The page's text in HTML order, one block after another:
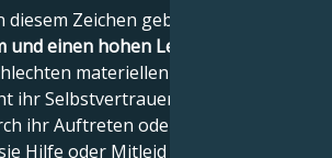
Zeichen geboren sind,
und einen hohen Lebensstandard
materiellen Situationen
ihr Selbstvertrauen und lassen
ihr Auftreten oder Verhalten
Hilfe oder Mitleid brauchen.